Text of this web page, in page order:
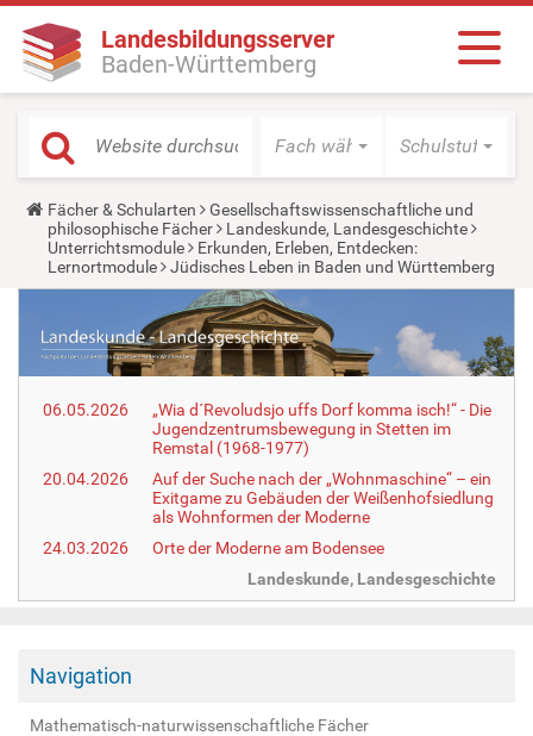
Landesbildungsserver
Baden-Württemberg
Fach wählen Schulstufe
Y
o
u
a
r
e
r
e
Fächer & Schularten
Gesellschaftswissenschaftliche und
philosophische Fächer
Landeskunde, Landesgeschichte
Unterrichtsmodule
Erkunden, Erleben, Entdecken:
Lernortmodule
Jüdisches Leben in Baden und Württemberg
06.05.2026
„Wia d´Revoludsjo uffs Dorf komma isch!“ - Die
Jugendzentrumsbewegung in Stetten im
Remstal (1968-1977)
20.04.2026
Auf der Suche nach der „Wohnmaschine“ – ein
Exitgame zu Gebäuden der Weißenhofsiedlung
als Wohnformen der Moderne
24.03.2026
Orte der Moderne am Bodensee
Landeskunde, Landesgeschichte
Navigation
Mathematisch-naturwissenschaftliche Fächer